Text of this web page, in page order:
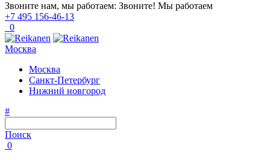
Звоните нам, мы работаем: Звоните! Мы работаем
+7 495 156-46-13
0
Москва
Москва
Санкт-Петербург
Нижний новгород
#
Поиск
0